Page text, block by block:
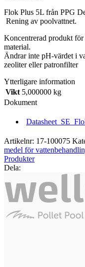
Deluxe
-
bort
mikropartikler/til
filter
m/sand/glas
Flok Plus 5L från PPG
Rening av poolvattnet.
Koncentrerad produkt för
material.
Ändrar inte pH-värdet i
zeoliter eller patronfilter
Ytterligare information
Vikt 5,000000 kg
Dokument
Artikelnr: 17-100075
medel för
Produkter
Dela: